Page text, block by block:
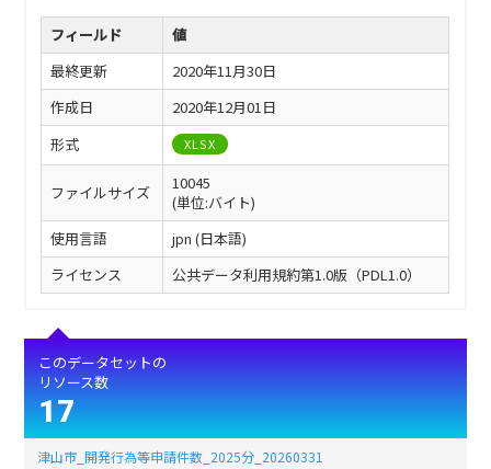
フィールド
値
最終更新
2020年11月30日
作成日
2020年12月01日
形式
XLSX
ファイルサイズ
10045
(単位:バイト)
使用言語
jpn (日本語)
ライセンス
公共データ利用規約第1.0版（PDL1.0）
このデータセットの
リソース数
17
津山市_開発行為等申請件数_2025分_20260331